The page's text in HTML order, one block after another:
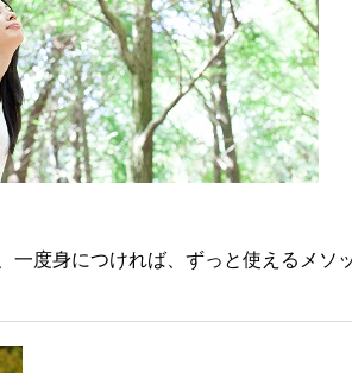
一度身につければ、ずっと使えるメソ